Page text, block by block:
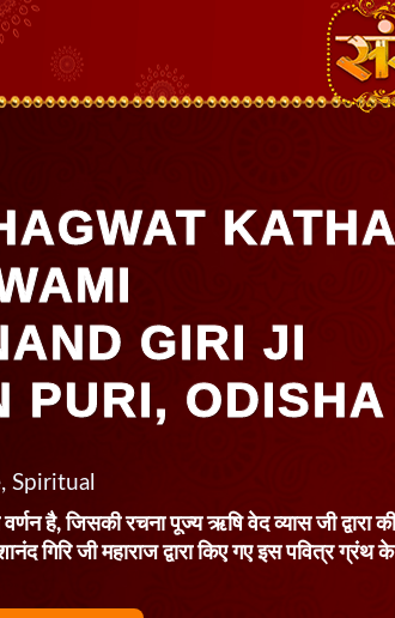
KATHA
GIRI JI
PURI, ODISHA
Spiritual
है, जिसकी रचना पूज्य ऋषि वेद व्यास जी द्वारा की
गिरि जी महाराज द्वारा किए गए इस पवित्र ग्रंथ के